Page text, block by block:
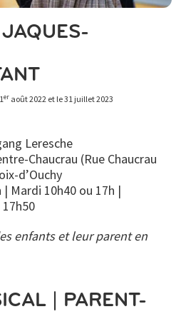
er août 2022 et le 31 juillet 2023
Leresche
Chaucrau (Rue Chaucrau
d’Ouchy
| Mardi 10h40 ou 17h |
enfants et leur parent en
| PARENT-